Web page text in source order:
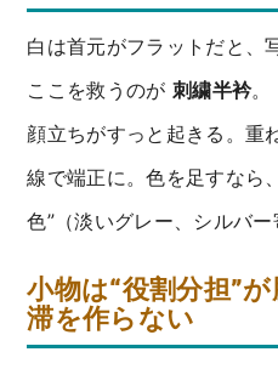
白は首元がフラットだと、
ここを救うのが 刺繍半衿。
顔立ちがすっと起きる。重
線で端正に。色を足すなら
色”（淡いグレー、シルバ
小物は“役割分担”
滞を作らない